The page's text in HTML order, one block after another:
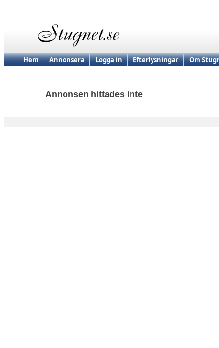
Hem Annonsera Logga in Efterlysningar Om
Annonsen hittades inte